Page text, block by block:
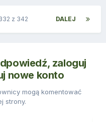
DALEJ
z 342
zaloguj
nowe konto
mogą komentować
strony.